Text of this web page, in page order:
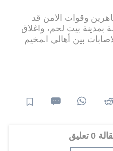
وقوات الامن قد
بيت لحم، واغلاق
بين أهالي المخيم
تعليق